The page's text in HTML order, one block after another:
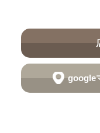
google